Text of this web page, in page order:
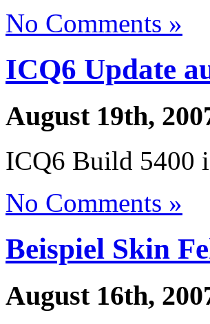
No Comments »
ICQ6 Update
August 19th,
ICQ6 Build 5400
No Comments »
Beispiel Skin
August 16th,